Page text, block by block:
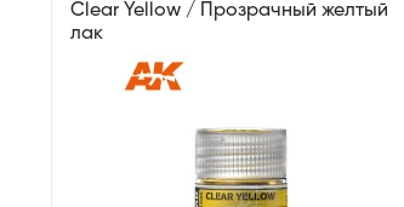
Clear Yellow / Прозрачный желтый
лак